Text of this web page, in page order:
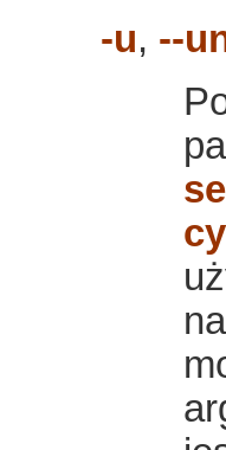
-u, --